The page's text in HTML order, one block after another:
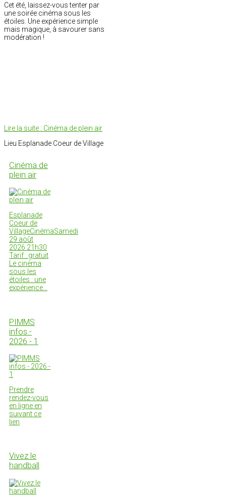
Cet été, laissez-vous tenter par
une soirée cinéma sous les
étoiles. Une expérience simple
mais magique, à savourer sans
modération !
Lire la suite : Cinéma de plein air
Lieu Esplanade Coeur de Village
Cinéma de
plein air
Esplanade
Coeur de
VillageCinémaSamedi
29 août
2026 21h30
Tarif : gratuit
Le cinéma
sous les
étoiles : une
expérience…
PIMMS
infos -
2026 - 1
Prendre
rendez-vous
en ligne en
suivant ce
lien
Vivez le
handball